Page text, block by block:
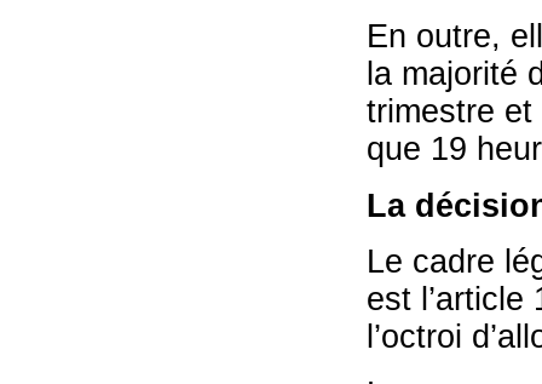
En outre,
la majorité
trimestre et
que 19
La
Le cadre
est l’article
l’octroi